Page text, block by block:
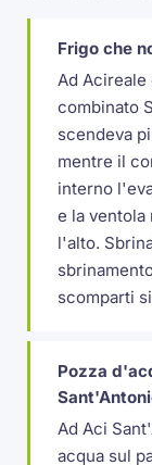
Frigo che
Ad Acireale
combinato
scendeva
mentre il
interno
e la
l'alto.
scomparti
Pozza
Ad Aci
acqua sul